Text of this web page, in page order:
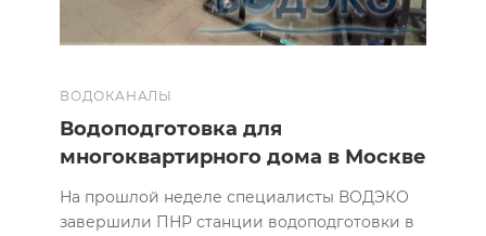
ВОДОКАНАЛЫ
Водоподготовка для
многоквартирного дома в Москве
На прошлой неделе специалисты ВОДЭКО
завершили ПНР станции водоподготовки в